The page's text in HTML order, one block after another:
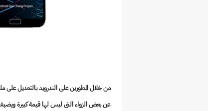
من خلال المطورين على الندرويد بالتعديل
عن بعض الزواء التى ليس لها قيمة كبيرة